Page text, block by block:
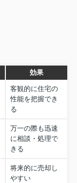
効果
客観的に住宅の
性能を把握でき
る
万一の際も迅速
に相談・処理で
きる
将来的に売却し
やすい